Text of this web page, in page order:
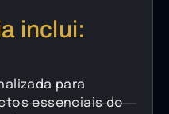
inclui:
para
essenciais do